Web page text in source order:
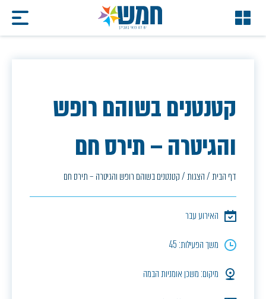
קטנטנים בשוהם רופש
והגיטרה – תירס חם
דף הבית/הצגות/קטנטנים בשוהם רופש והגיטרה – תירס חם
האירוע עבר
משך הפעילות: 45
מיקום: משכן אומניות הבמה